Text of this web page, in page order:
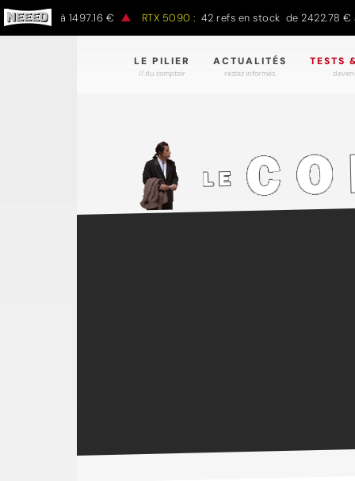
€ à 1497.16 € RTX 5090 : 42 refs en stock de 2422.78 € à
LE PILIER
// du comptoir
ACTUALITÉS
restez informés.
TESTS